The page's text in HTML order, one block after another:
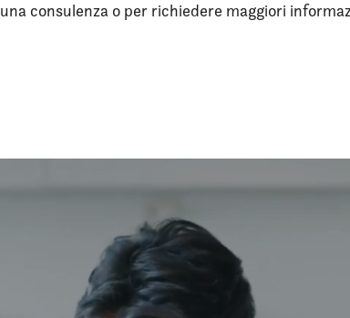
consulenza o per richiedere maggiori